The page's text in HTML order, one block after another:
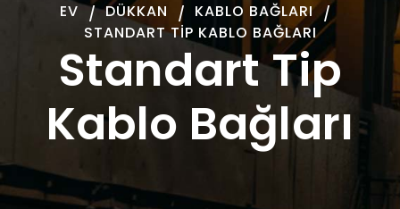
Standart Tip
Kablo Bağları
EV DÜKKAN
KABLO BAĞLARI
STANDART TIP KABLO BAĞLARI